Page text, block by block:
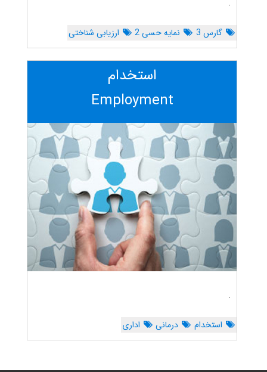
.
گارس 3 نمایه حسی 2 ارزیابی شناختی
استخدام
Employment
.
استخدام درمانی اداری